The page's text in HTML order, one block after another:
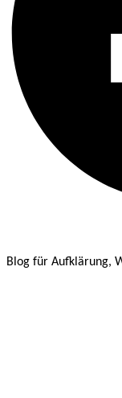
Blog für Aufklärung,